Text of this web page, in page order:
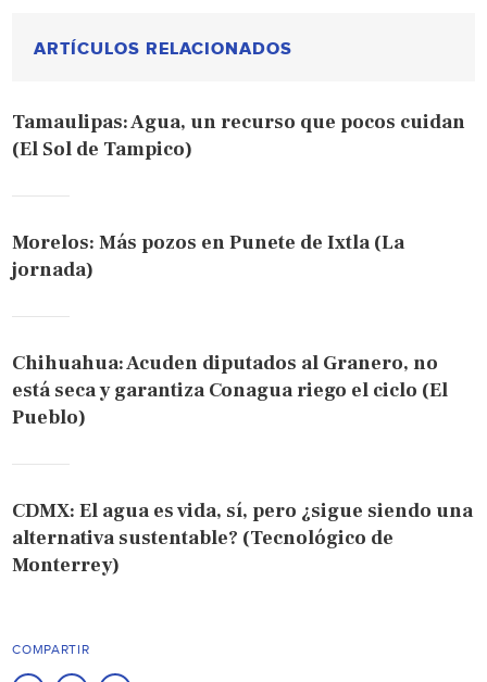
ARTÍCULOS RELACIONADOS
Tamaulipas: Agua, un recurso que pocos cuidan
(El Sol de Tampico)
Morelos: Más pozos en Punete de Ixtla (La
jornada)
Chihuahua: Acuden diputados al Granero, no
está seca y garantiza Conagua riego el ciclo (El
Pueblo)
CDMX: El agua es vida, sí, pero ¿sigue siendo una
alternativa sustentable? (Tecnológico de
Monterrey)
COMPARTIR